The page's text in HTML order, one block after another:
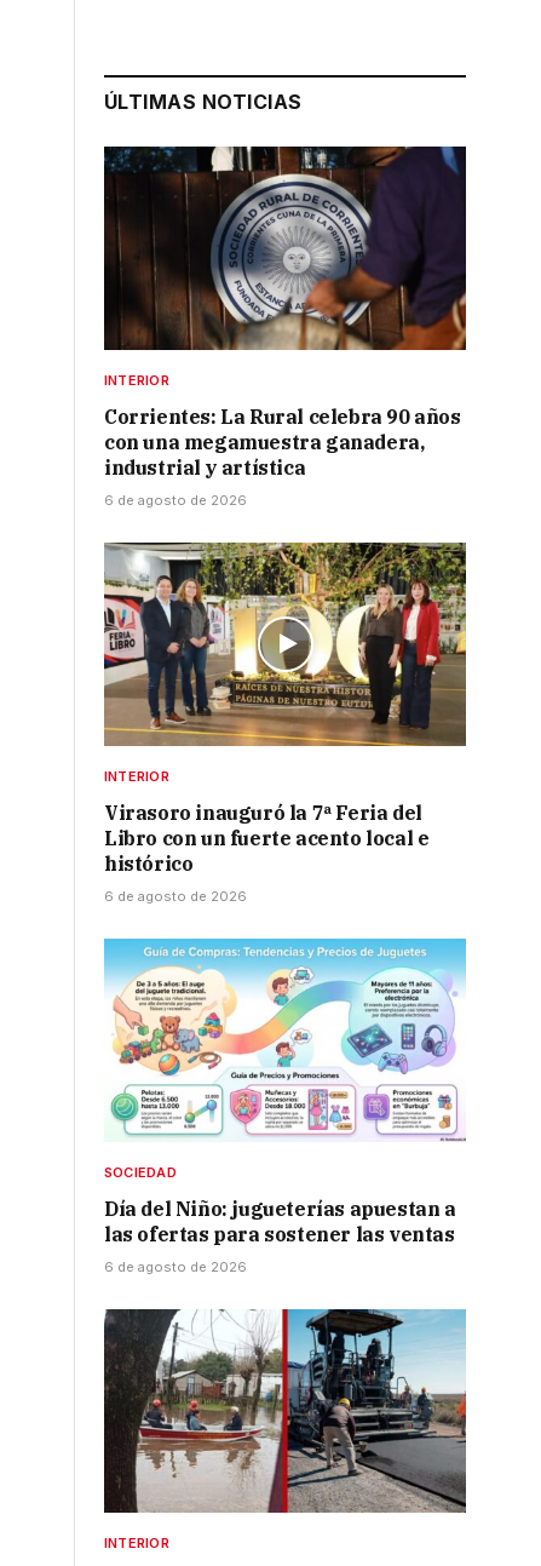
ÚLTIMAS NOTICIAS
INTERIOR
Corrientes: La Rural celebra 90 años
con una megamuestra ganadera,
industrial y artística
6 de agosto de 2026
INTERIOR
Virasoro inauguró la 7ª Feria del
Libro con un fuerte acento local e
histórico
6 de agosto de 2026
SOCIEDAD
Día del Niño: jugueterías apuestan a
las ofertas para sostener las ventas
6 de agosto de 2026
INTERIOR